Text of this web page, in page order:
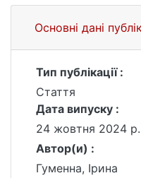
Основні дані
Тип публікації :
Стаття
Дата випуску :
24 жовтня 2024 р.
Автор(и) :
Гуменна, Ірина